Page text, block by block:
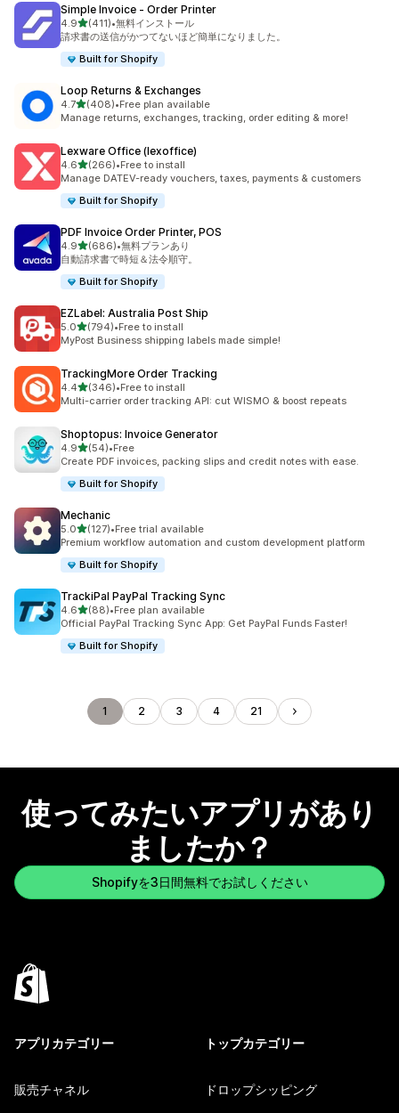
Simple Invoice ‑ Order Printer
4.95つ星中
(411)
合計レビュー数：411件
•無料インストール
請求書の送信がかつてないほど簡単になりました。
Built for Shopify
Loop Returns & Exchanges
4.75つ星中
(408)
合計レビュー数：408件
•Free plan available
Manage returns, exchanges, tracking, order editing & more!
Lexware Office (lexoffice)
4.65つ星中
(266)
合計レビュー数：266件
•Free to install
Manage DATEV-ready vouchers, taxes, payments & customers
Built for Shopify
PDF Invoice Order Printer, POS
4.95つ星中
(686)
合計レビュー数：686件
•無料プランあり
自動請求書で時短＆法令順守。
Built for Shopify
EZLabel: Australia Post Ship
5.05つ星中
(794)
合計レビュー数：794件
•Free to install
MyPost Business shipping labels made simple!
TrackingMore Order Tracking
4.45つ星中
(346)
合計レビュー数：346件
•Free to install
Multi-carrier order tracking API: cut WISMO & boost repeats
Shoptopus: Invoice Generator
4.95つ星中
(54)
合計レビュー数：54件
•Free
Create PDF invoices, packing slips and credit notes with ease.
Built for Shopify
Mechanic
5.05つ星中
(127)
合計レビュー数：127件
•Free trial available
Premium workflow automation and custom development platform
Built for Shopify
TrackiPal PayPal Tracking Sync
4.65つ星中
(88)
合計レビュー数：88件
•Free plan available
Official PayPal Tracking Sync App: Get PayPal Funds Faster!
Built for Shopify
1 2 3 4 21
使ってみたいアプリがあり
ましたか？
Shopifyを3日間無料でお試しください
アプリカテゴリー
販売チャネル
トップカテゴリー
ドロップシッピング